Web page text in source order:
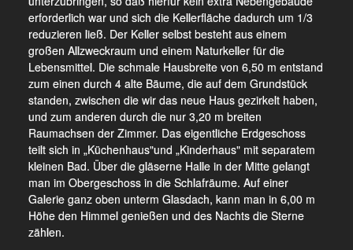
erforderlich war und sich die Kellerfläche dadurch um 1/3
reduzieren ließ. Der Keller selbst besteht aus einem
großen Allzweckraum und einem Naturkeller für die
Lebensmittel. Die schmale Hausbreite von 6,50 m entstand
zum einen durch 4 alte Bäume, die auf dem Grundstück
standen, zwischen die wir das neue Haus gezirkelt haben,
und zum anderen durch die nur 3,20 m breiten
Raumachsen der Zimmer. Das eigentliche Erdgeschoss
teilt sich in „Küchenhaus"und „Kinderhaus" mit separatem
kleinen Bad. Über die gläserne Halle in der Mitte gelangt
man im Obergeschoss in die Schlafräume. Auf einer
Galerie ganz oben unterm Glasdach, kann man in 6,00 m
Höhe den Himmel genießen und des Nachts die Sterne
zählen.